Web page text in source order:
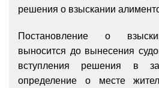
решения о взыскании
Постановление о
выносится до вынесения
вступления решения в
определение о месте